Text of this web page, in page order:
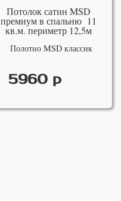
Потолок сатин MSD
премиум в спальню 11
кв.м. периметр 12,5м
Полотно MSD классик
5960 р